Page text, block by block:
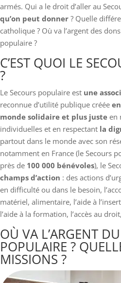
armés. Qui a le droit d’aller au
qu’on peut donner ? Quelle
catholique ? Où va l’argent des
populaire ?
C’EST QUOI LE
?
Le Secours populaire est une
reconnue d’utilité publique créée
monde solidaire et plus juste en
individuelles et en respectant la
partout dans le monde avec son
notamment en France (le Secours
près de 100 000 bénévoles), le
champs d’action : des actions
en difficulté ou dans le besoin,
matériel, alimentaire, l’aide à
l’aide à la formation, l’accès au
OÙ VA L’ARGENT
POPULAIRE ?
MISSIONS ?